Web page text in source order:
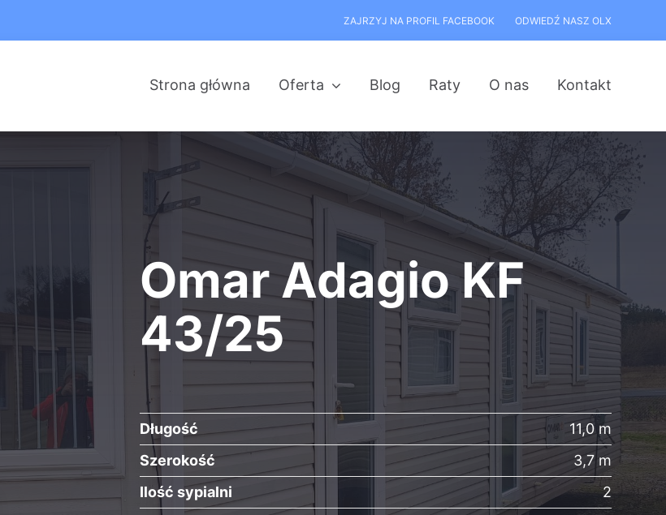
ZAJRZYJ NA PROFIL FACEBOOK ODWIEDŹ NASZ OLX
Strona główna Oferta Blog Raty O nas Kontakt
Omar Adagio KF
43/25
Długość
11,0 m
Szerokość
3,7 m
Ilość sypialni
2